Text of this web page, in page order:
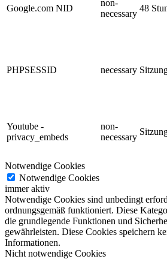
Google.com NID
non-
necessary
48
PHPSESSID necessary
Youtube -
privacy_embeds
non-
necessary
Notwendige Cookies
Notwendige Cookies
immer aktiv
Notwendige Cookies sind unbedingt
ordnungsgemäß funktioniert. Diese
die grundlegende Funktionen und
gewährleisten. Diese Cookies speichern
Informationen.
Nicht notwendige Cookies